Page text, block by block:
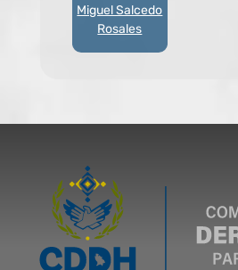
Miguel Salcedo
Rosales